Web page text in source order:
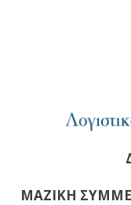
ΜΑΖΙΚΗ